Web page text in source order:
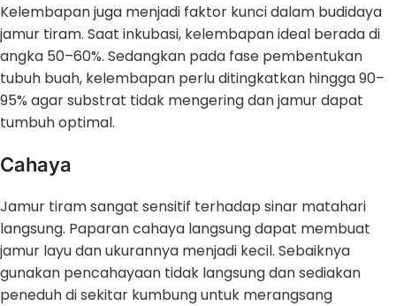
Kelembapan juga menjadi faktor kunci dalam budidaya
jamur tiram. Saat inkubasi, kelembapan ideal berada di
angka 50–60%. Sedangkan pada fase pembentukan
tubuh buah, kelembapan perlu ditingkatkan hingga 90–
95% agar substrat tidak mengering dan jamur dapat
tumbuh optimal.
Cahaya
Jamur tiram sangat sensitif terhadap sinar matahari
langsung. Paparan cahaya langsung dapat membuat
jamur layu dan ukurannya menjadi kecil. Sebaiknya
gunakan pencahayaan tidak langsung dan sediakan
peneduh di sekitar kumbung untuk merangsang